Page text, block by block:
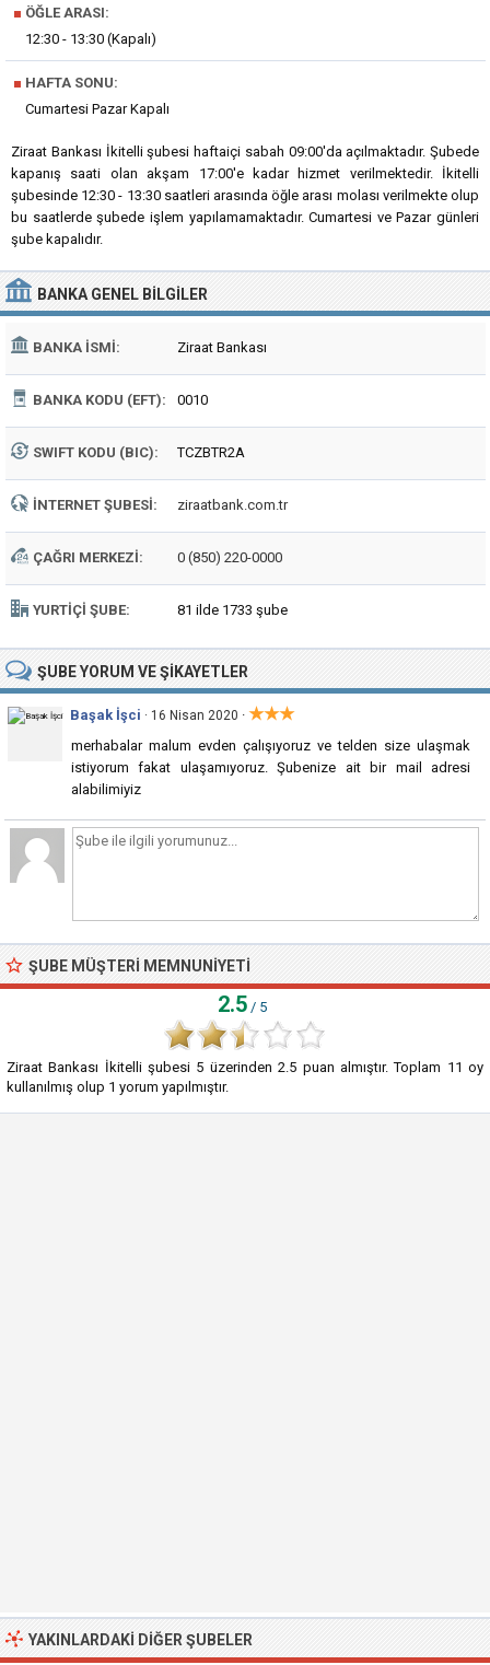
■ ÖĞLE ARASI:
12:30 - 13:30 (Kapalı)
■ HAFTA SONU:
Cumartesi Pazar Kapalı
Ziraat Bankası İkitelli şubesi haftaiçi sabah 09:00'da açılmaktadır. Şubede
kapanış saati olan akşam 17:00'e kadar hizmet verilmektedir. İkitelli
şubesinde 12:30 - 13:30 saatleri arasında öğle arası molası verilmekte olup
bu saatlerde şubede işlem yapılamamaktadır. Cumartesi ve Pazar günleri
şube kapalıdır.
BANKA GENEL BILGILER
BANKA İSMI: Ziraat Bankası
BANKA KODU (EFT): 0010
SWIFT KODU (BIC): TCZBTR2A
İNTERNET ŞUBESI: ziraatbank.com.tr
ÇAĞRI MERKEZI: 0 (850) 220-0000
YURTIÇI ŞUBE: 81 ilde 1733 şube
ŞUBEYORUM VE ŞIKAYETLER
Başak İşci · 16 Nisan 2020 · ★★★
merhabalar malum evden çalışıyoruz ve telden size ulaşmak
istiyorum fakat ulaşamıyoruz. Şubenize ait bir mail adresi
alabilimiyiz
ŞUBE MÜŞTERI MEMNUNIYETI
2.5 / 5
Ziraat Bankası İkitelli şubesi 5 üzerinden2.5 puan almıştır. Toplam 11 oy
kullanılmış olup 1 yorum yapılmıştır.
YAKINLARDAKI DIĞER ŞUBELER